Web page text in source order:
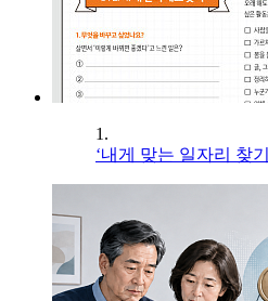
1.
‘내게 맞는 일자리 찾